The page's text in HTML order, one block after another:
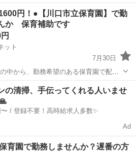
就園
児教室 8:30～12:30（休憩無し） 幼稚園免許か保育士資格必要 車通...
その他
円！●【川口市立保育園】で勤
か 保育補助です
ット
7月30日
中から、勤務希望のある保育園で配置
保育士
の清掃、手伝ってくれる人いませ
日給例1万円〜 / 登録不要！高時給求人多数✨
Ad
育園で勤務しませんか？遅番の方